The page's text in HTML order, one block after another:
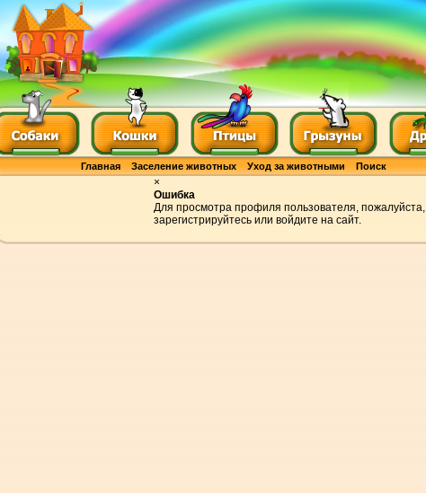
Главная Заселение животных Уход за животными Поиск
×
Ошибка
Для просмотра профиля пользователя, пожалуйста,
зарегистрируйтесь или войдите на сайт.